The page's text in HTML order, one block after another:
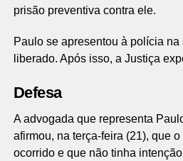
prisão preventiva contra ele.
Paulo se apresentou à polícia
liberado. Após isso, a Justiça
Defesa
A advogada que representa
afirmou, na terça-feira (21), que
ocorrido e que não tinha